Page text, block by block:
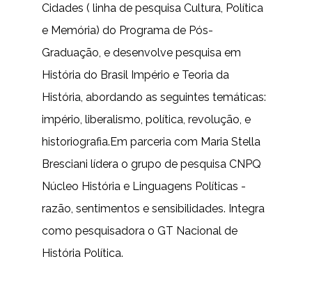
Cidades ( linha de pesquisa Cultura, Política
e Memória) do Programa de Pós-
Graduação, e desenvolve pesquisa em
História do Brasil Império e Teoria da
História, abordando as seguintes temáticas:
império, liberalismo, política, revolução, e
historiografia.Em parceria com Maria Stella
Bresciani lídera o grupo de pesquisa CNPQ
Núcleo História e Linguagens Políticas -
razão, sentimentos e sensibilidades. Integra
como pesquisadora o GT Nacional de
História Política.